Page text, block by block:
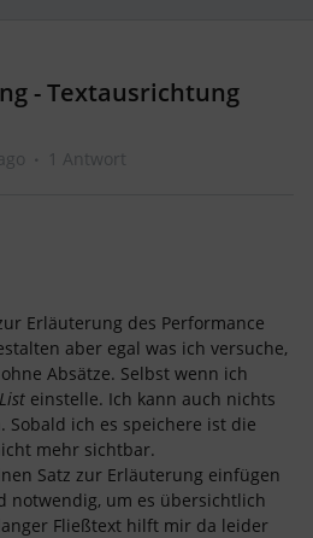
- Textausrichtung
1 Antwort
Erläuterung des Performance
aber egal was ich versuche,
Absätze. Selbst wenn ich
einstelle. Ich kann auch nichts
ich es speichere ist die
mehr sichtbar.
Satz zur Erläuterung einfügen
notwendig, um es übersichtlich
Fließtext hilft mir da leider